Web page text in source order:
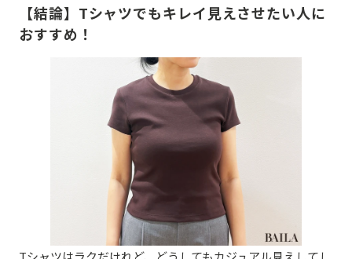
【結論】Tシャツでもキレイ見えさせたい人に
おすすめ！